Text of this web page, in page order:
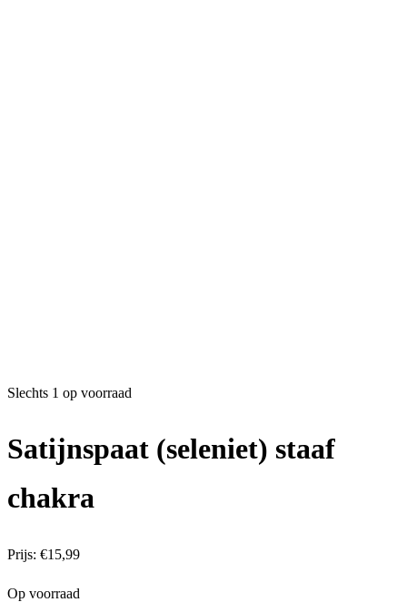
Slechts 1 op voorraad
Satijnspaat (seleniet) staaf
chakra
Prijs: €15,99
Op voorraad